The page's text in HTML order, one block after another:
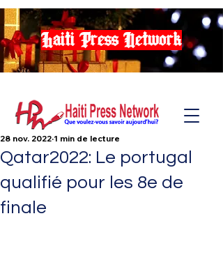
Haiti Press Network
Qatar2022: Le portugal
qualifié pour les 8e de
finale
28 nov. 2022 1 min de lecture